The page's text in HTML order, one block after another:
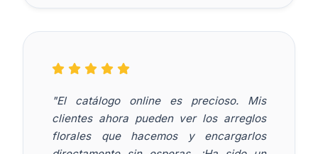
"El catálogo online es precioso. Mis
clientes ahora pueden ver los arreglos
florales que hacemos y encargarlos